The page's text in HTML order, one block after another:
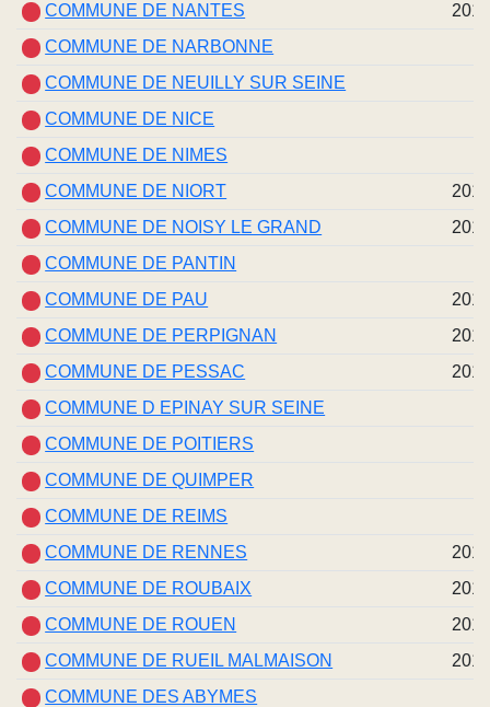
COMMUNE DE NANTES
2016
COMMUNE DE NARBONNE
COMMUNE DE NEUILLY SUR SEINE
COMMUNE DE NICE
COMMUNE DE NIMES
COMMUNE DE NIORT
2018
COMMUNE DE NOISY LE GRAND
2019
COMMUNE DE PANTIN
COMMUNE DE PAU
2019
COMMUNE DE PERPIGNAN
2016
COMMUNE DE PESSAC
2014
COMMUNE D EPINAY SUR SEINE
COMMUNE DE POITIERS
COMMUNE DE QUIMPER
COMMUNE DE REIMS
COMMUNE DE RENNES
2019
COMMUNE DE ROUBAIX
2017
COMMUNE DE ROUEN
2018
COMMUNE DE RUEIL MALMAISON
2018
COMMUNE DES ABYMES